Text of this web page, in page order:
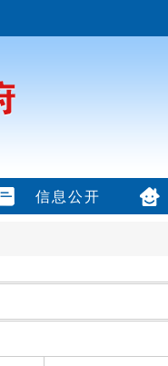
信息公开